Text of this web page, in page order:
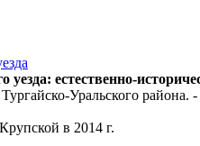
естественно-
Уральского
в 2014 г.